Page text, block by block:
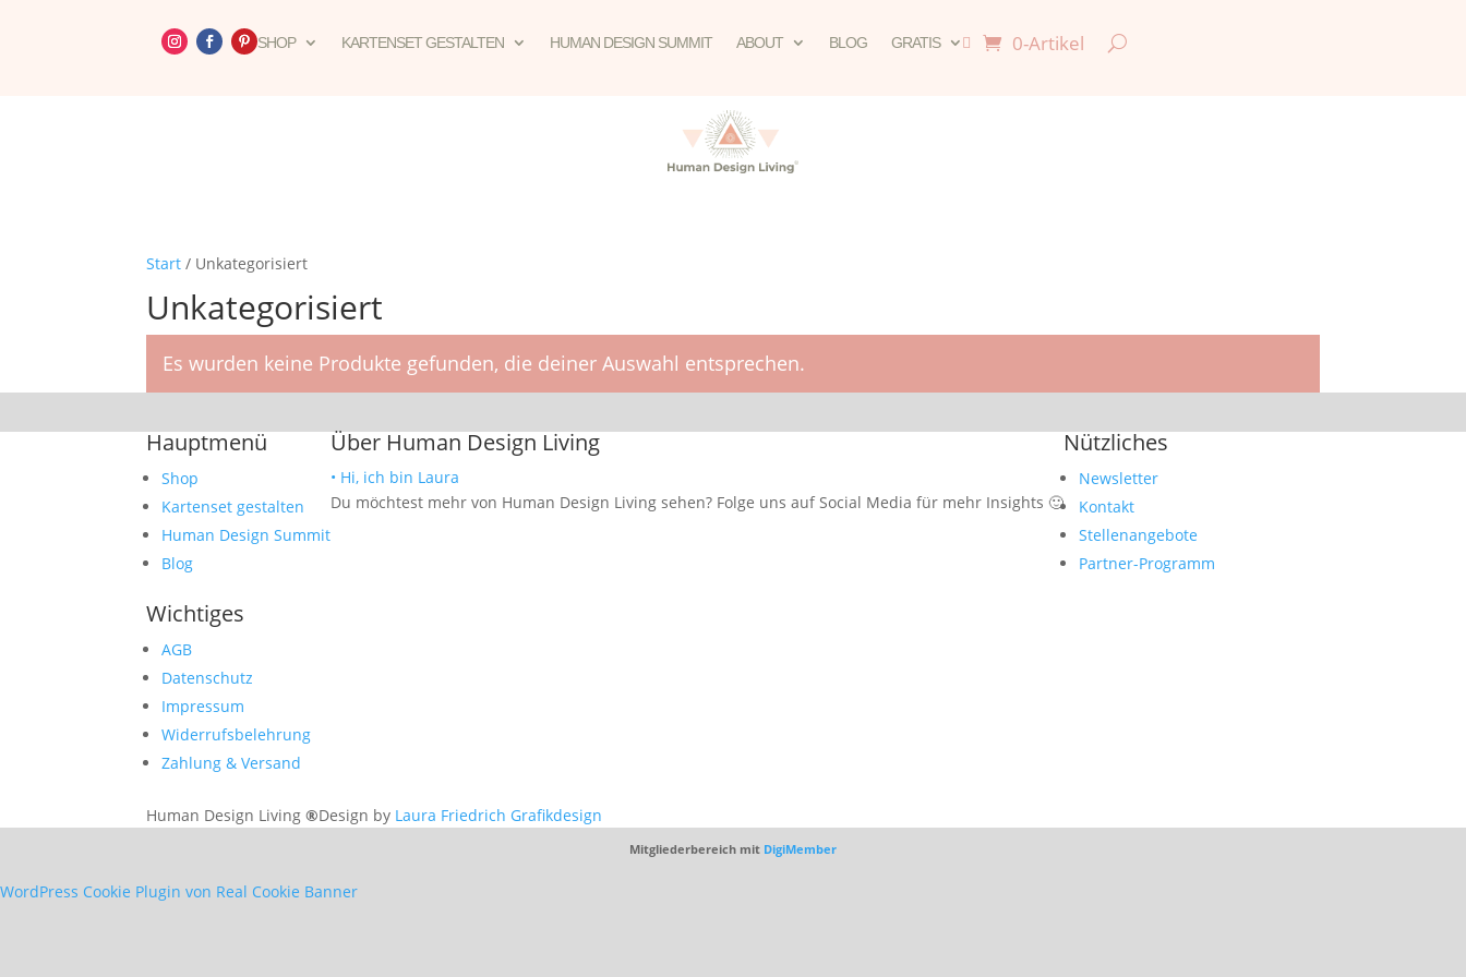
SHOP KARTENSET GESTALTEN HUMAN DESIGN SUMMIT ABOUT BLOG GRATIS  0-Artikel
Start / Unkategorisiert
Unkategorisiert
Es wurden keine Produkte gefunden, die deiner Auswahl entsprechen.
Hauptmenü
Shop
Kartenset gestalten
Human Design Summit
Blog
Über Human Design Living
• Hi, ich bin Laura
Du möchtest mehr von Human Design Living sehen? Folge uns auf Social Media für mehr Insights 🙂
Nützliches
Newsletter
Kontakt
Stellenangebote
Partner-Programm
Wichtiges
AGB
Datenschutz
Impressum
Widerrufsbelehrung
Zahlung & Versand
Human Design Living®Design by Laura Friedrich Grafikdesign
Mitgliederbereich mit DigiMember
WordPress Cookie Plugin von Real Cookie Banner